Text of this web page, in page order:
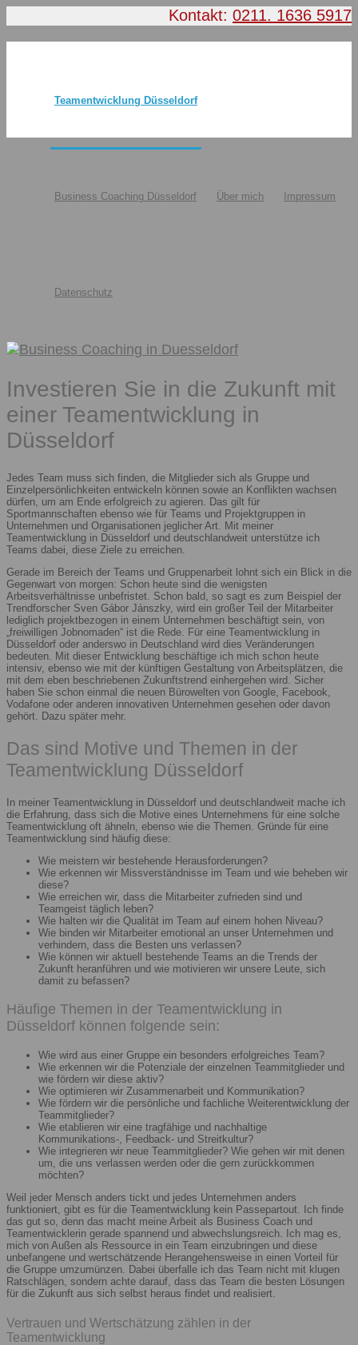
Kontakt: 0211. 1636 5917
Teamentwicklung Düsseldorf
Business Coaching Düsseldorf Über mich Impressum
Datenschutz
Investieren Sie in die Zukunft mit
einer Teamentwicklung in
Düsseldorf
Jedes Team muss sich finden, die Mitglieder sich als Gruppe und
Einzelpersönlichkeiten entwickeln können sowie an Konflikten wachsen
dürfen, um am Ende erfolgreich zu agieren. Das gilt für
Sportmannschaften ebenso wie für Teams und Projektgruppen in
Unternehmen und Organisationen jeglicher Art. Mit meiner
Teamentwicklung in Düsseldorf und deutschlandweit unterstütze ich
Teams dabei, diese Ziele zu erreichen.
Gerade im Bereich der Teams und Gruppenarbeit lohnt sich ein Blick in die
Gegenwart von morgen: Schon heute sind die wenigsten
Arbeitsverhältnisse unbefristet. Schon bald, so sagt es zum Beispiel der
Trendforscher Sven Gábor Jánszky, wird ein großer Teil der Mitarbeiter
lediglich projektbezogen in einem Unternehmen beschäftigt sein, von
„freiwilligen Jobnomaden“ ist die Rede. Für eine Teamentwicklung in
Düsseldorf oder anderswo in Deutschland wird dies Veränderungen
bedeuten. Mit dieser Entwicklung beschäftige ich mich schon heute
intensiv, ebenso wie mit der künftigen Gestaltung von Arbeitsplätzen, die
mit dem eben beschriebenen Zukunftstrend einhergehen wird. Sicher
haben Sie schon einmal die neuen Bürowelten von Google, Facebook,
Vodafone oder anderen innovativen Unternehmen gesehen oder davon
gehört. Dazu später mehr.
Das sind Motive und Themen in der
Teamentwicklung Düsseldorf
In meiner Teamentwicklung in Düsseldorf und deutschlandweit mache ich
die Erfahrung, dass sich die Motive eines Unternehmens für eine solche
Teamentwicklung oft ähneln, ebenso wie die Themen. Gründe für eine
Teamentwicklung sind häufig diese:
Wie meistern wir bestehende Herausforderungen?
Wie erkennen wir Missverständnisse im Team und wie beheben wir
diese?
Wie erreichen wir, dass die Mitarbeiter zufrieden sind und
Teamgeist täglich leben?
Wie halten wir die Qualität im Team auf einem hohen Niveau?
Wie binden wir Mitarbeiter emotional an unser Unternehmen und
verhindern, dass die Besten uns verlassen?
Wie können wir aktuell bestehende Teams an die Trends der
Zukunft heranführen und wie motivieren wir unsere Leute, sich
damit zu befassen?
Häufige Themen in der Teamentwicklung in
Düsseldorf können folgende sein:
Wie wird aus einer Gruppe ein besonders erfolgreiches Team?
Wie erkennen wir die Potenziale der einzelnen Teammitglieder und
wie fördern wir diese aktiv?
Wie optimieren wir Zusammenarbeit und Kommunikation?
Wie fördern wir die persönliche und fachliche Weiterentwicklung der
Teammitglieder?
Wie etablieren wir eine tragfähige und nachhaltige
Kommunikations-, Feedback- und Streitkultur?
Wie integrieren wir neue Teammitglieder? Wie gehen wir mit denen
um, die uns verlassen werden oder die gern zurückkommen
möchten?
Weil jeder Mensch anders tickt und jedes Unternehmen anders
funktioniert, gibt es für die Teamentwicklung kein Passepartout. Ich finde
das gut so, denn das macht meine Arbeit als Business Coach und
Teamentwicklerin gerade spannend und abwechslungsreich. Ich mag es,
mich von Außen als Ressource in ein Team einzubringen und diese
unbefangene und wertschätzende Herangehensweise in einen Vorteil für
die Gruppe umzumünzen. Dabei überfalle ich das Team nicht mit klugen
Ratschlägen, sondern achte darauf, dass das Team die besten Lösungen
für die Zukunft aus sich selbst heraus findet und realisiert.
Vertrauen und Wertschätzung zählen in der
Teamentwicklung